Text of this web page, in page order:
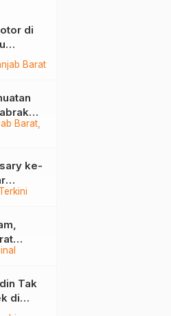
Barat
di
3
Barat
Terkini
ke-
Tak
di